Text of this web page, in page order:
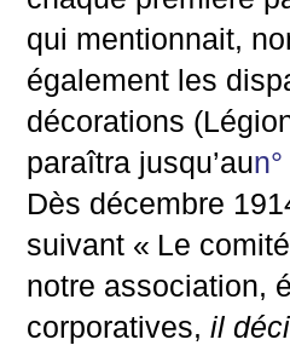
qui mentionnait,
également les
décorations
paraîtra jusqu’au
Dès décembre
suivant « Le
notre association,
corporatives, il